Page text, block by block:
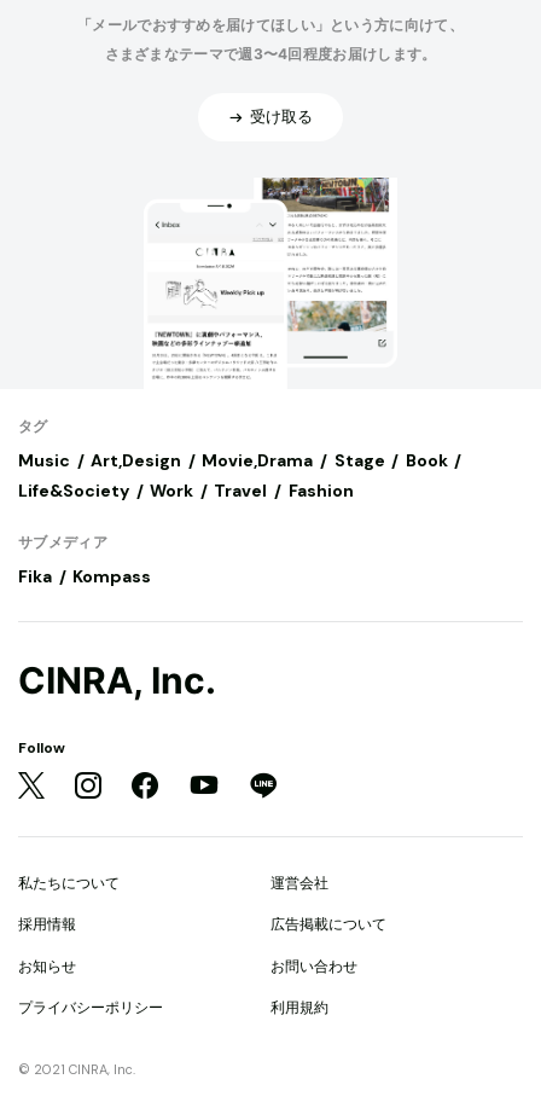
「メールでおすすめを届けてほしい」という方に向けて、
さまざまなテーマで週3〜4回程度お届けします。
受け取る
タグ
Music Art,Design Movie,Drama Stage
Book
Life&Society
Work Travel Fashion
サブメディア
Fika Kompass
CINRA, Inc.
Follow
私たちについて 運営会社
採用情報 広告掲載について
お知らせ お問い合わせ
プライバシーポリシー 利用規約
© 2021 CINRA, Inc.